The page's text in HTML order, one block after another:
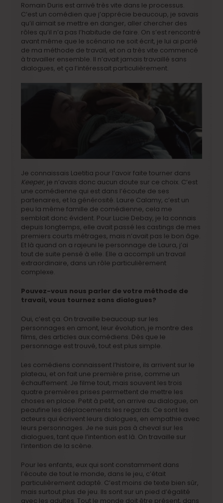
Romain Duris est arrivé très vite dans le processus.
C’est un comédien que j’apprécie beaucoup, je savais
qu’il aimait se mettre en danger, aller chercher des
rôles qu’il n’a pas l’habitude de faire. On s’est rencontré
avant même que le scénario ne soit écrit, je lui ai parlé
de ma méthode de travail, et on a très vite commencé
à travailler ensemble. Il n’avait jamais travaillé sans
dialogues, et ça l’intéressait particulièrement.
Je connaissais Laetitia pour l’avoir faite tourner dans
Keeper, je n’avais donc aucun doute sur ce choix. C’est
une comédienne qui est dans l’écoute de ses
partenaires, et la générosité. Laure Calamy, c’est un
peu la même famille de comédienne, cela me
semblait donc évident. Pour Lucie Debay, je la connais
depuis longtemps, elle avait passé les castings de mes
premiers courts métrages, mais n’avait pas le bon âge.
Et là quand on a rajeuni le personnage de Laura, j’ai
tout de suite pensé à elle. Elle a accompli un travail
extraordinaire, dans un rôle particulièrement
complexe.
Pouvez-vous nous parler de votre méthode de
travail, vous tournez sans dialogues?
Oui, c’est ça. On travaille beaucoup sur les
personnages en amont, leur évolution, je montre des
films, des articles aux comédiens. Dès que le
personnage est trouvé, tout est plus simple.
Les comédiens connaissent l’histoire, ils arrivent sur le
plateau, et on fait une première prise, comme un
échauffement. Je filme tout, mais souvent les trois
quatre premières prises permettent de mettre les
choses en place. Petit à petit, on arrive au dialogue, on
peaufine les déplacements les regards. Ce sont les
acteurs qui écrivent leurs dialogues, en empathie avec
leurs personnages. Je ne suis pas à cheval sur les
dialogues, tant que l’intention est là. On travaille sur
l’intention de la scène.
Pour les enfants, eux qui sont constamment dans
l’écoute de tout le monde, dans le jeu, c’était
particulièrement adapté. C’est moins de texte bien sûr,
mais surtout plus de jeu. Ils sont sur un pied d’égalité
avec les adultes. Tout le monde doit être présent, dans